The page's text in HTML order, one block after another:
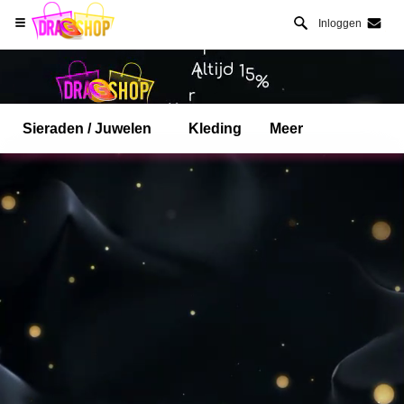
Inloggen
Sieraden / Juwelen Kleding Meer